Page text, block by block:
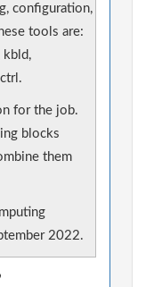
configuration,
tools are:
kbld,
for the job.
blocks
them
2022.